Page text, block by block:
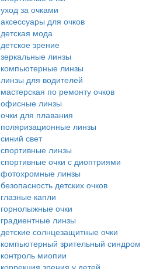
уход за очками
аксессуары для очков
детская мода
детское зрение
зеркальные линзы
компьютерные линзы
линзы для водителей
мастерская по ремонту очков
офисные линзы
очки для плавания
поляризационные линзы
синий свет
спортивные линзы
спортивные очки с диоптриями
фотохромные линзы
безопасность детских очков
глазные капли
горнолыжные очки
градиентные линзы
детские солнцезащитные очки
компьютерный зрительный синдром
контроль миопии